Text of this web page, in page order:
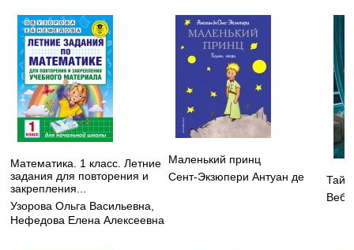
Математика. 1 класс. Летние
задания для повторения и
закрепления...
Узорова Ольга Васильевна,
Нефедова Елена Алексеевна
Маленький принц
Сент-Экзюпери Антуан де